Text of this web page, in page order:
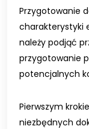
Przygotowanie
charakterystyki
należy podjąć
przygotowanie
potencjalnych
Pierwszym
niezbędnych